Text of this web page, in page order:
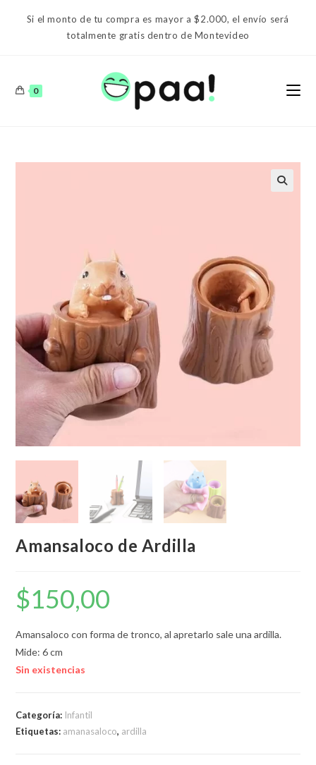
Si el monto de tu compra es mayor a $2.000, el envío será
totalmente gratis dentro de Montevideo
0
Amansaloco de Ardilla
$150,00
Amansaloco con forma de tronco, al apretarlo sale una ardilla.
Mide: 6 cm
Sin existencias
Categoría: Infantil
Etiquetas: amanasaloco, ardilla